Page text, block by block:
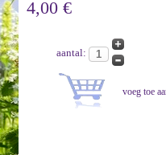
4,00 €
aantal: